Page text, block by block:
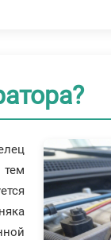
тем